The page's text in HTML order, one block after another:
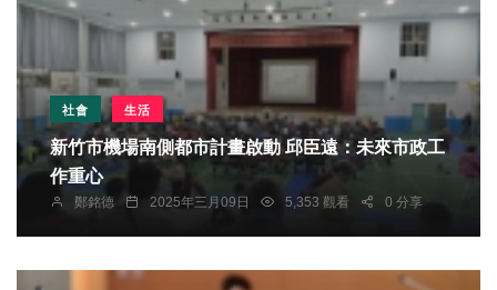
社會 生活
新竹市機場南側都市計畫啟動 邱臣遠：未來市政工
作重心
鄭銘德 2025年三月09日 5,353 觀看 0 分享